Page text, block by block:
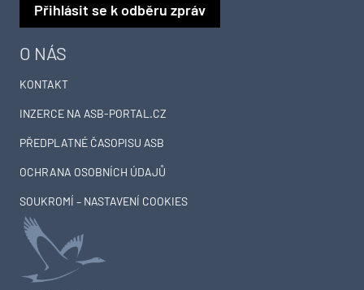
O NÁS
KONTAKT
INZERCE NA ASB-PORTAL.CZ
PŘEDPLATNÉ ČASOPISU ASB
OCHRANA OSOBNÍCH ÚDAJŮ
SOUKROMÍ – NASTAVENÍ COOKIES
Přihlásit se k odběru zpráv